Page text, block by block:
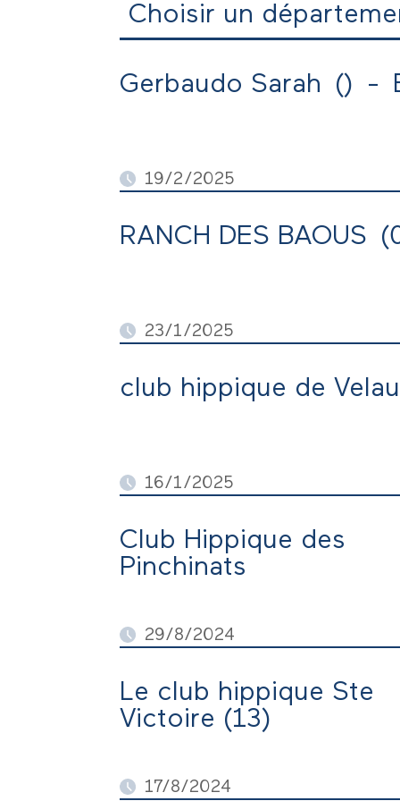
Choisir un
Gerbaudo Sarah () -
19/2/2025
Centre Equestre à la frontière
Cours particuliers adultes du
RANCH DES BAOUS (
23/1/2025
A partir de Juin cherche
site en pleine nature magnifique,
club hippique de
16/1/2025
Vous êtes à l'aise avec les
prestataire indépendant
Alimentation dès chevaux et
Club Hippique des
Pinchinats
29/8/2024
recherche moniteur/monitrice
Le club hippique Ste
Victoire (13)
17/8/2024